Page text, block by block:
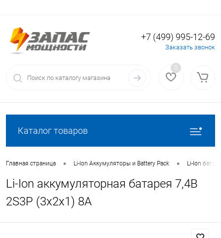
Вход Регистрация
+7 (499) 995-12-69
Заказать звонок
0
Каталог товаров
Главная страница • Li-Ion Аккумуляторы и Battery Pack • Li-Ion
Li-Ion аккумуляторная батарея 7,4В
2S3P (3x2x1) 8А